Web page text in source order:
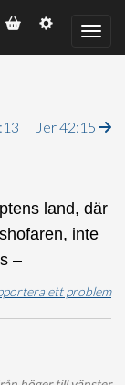
Jer 42:15
land, där
inte
–
ett problem